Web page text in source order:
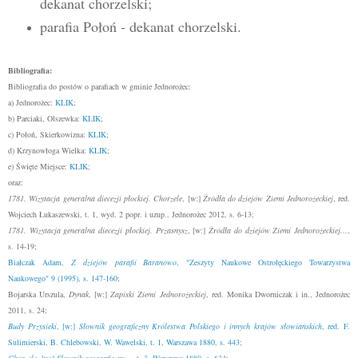
parafia Połoń - dekanat chorzelski.
Bibliografia:
Bibliografia do postów o parafiach w gminie Jednorożec:
a) Jednorożec: KLIK;
b) Parciaki, Olszewka: KLIK;
c) Połoń, Skierkowizna: KLIK;
d) Krzynowłoga Wielka: KLIK;
e) Święte Miejsce: KLIK;
oraz:
1781. Wizytacja generalna diecezji płockiej. Chorzele, [w:] Źródła do dziejów Ziemi Jednorożeckiej, red.
Wojciech Łukaszewski, t. 1, wyd. 2 popr. i uzup., Jednorożec 2012, s. 6-13;
1781. Wizytacja generalna diecezji płockiej. Przasnysz, [w:]Źródła do dziejów Ziemi Jednorożeckiej...,
s. 14-19;
Białczak Adam, Z dziejów parafii Baranowo, "Zeszyty Naukowe Ostrołęckiego Towarzystwa
Naukowego" 9 (1995), s. 147-160;
Bojarska Urszula,Dynak, [w:]Zapiski Ziemi Jednorożeckiej, red. Monika Dworniczak i in., Jednorożec
2011, s. 24;
Budy Przysieki, [w:]Słownik geograficzny Królestwa Polskiego i innych krajów słowiańskich, red. F.
Sulimierski, B. Chlebowski, W. Wawelski, t. 1, Warszawa 1880, s. 443;